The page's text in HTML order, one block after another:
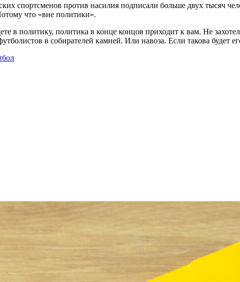
спортсменов против насилия подписали больше двух тысяч
что «вне политики».
в политику, политика в конце концов приходит к вам. Не
в собирателей камней. Или навоза. Если такова будет